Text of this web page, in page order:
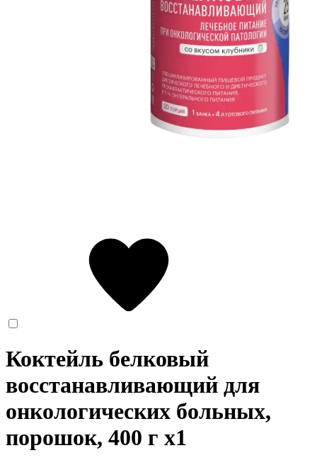
Коктейль белковый
восстанавливающий для
онкологических больных,
порошок, 400 г x1